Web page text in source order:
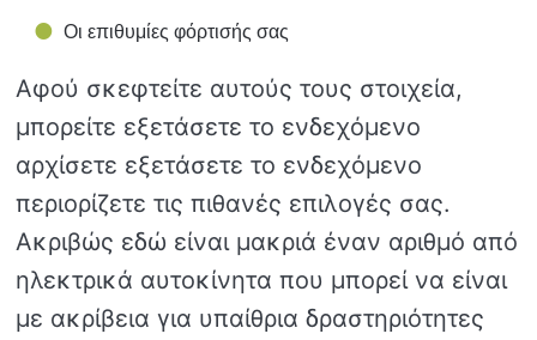
Οι επιθυμίες φόρτισής σας
Αφού σκεφτείτε αυτούς τους στοιχεία,
μπορείτε εξετάσετε το ενδεχόμενο
αρχίσετε εξετάσετε το ενδεχόμενο
περιορίζετε τις πιθανές επιλογές σας.
Ακριβώς εδώ είναι μακριά έναν αριθμό από
ηλεκτρικά αυτοκίνητα που μπορεί να είναι
με ακρίβεια για υπαίθρια δραστηριότητες